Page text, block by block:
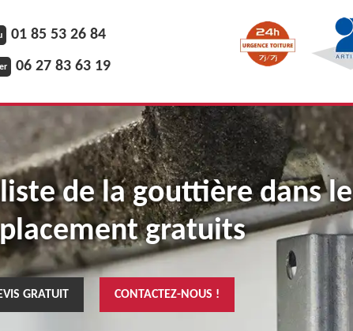
01 85 53 26 84
06 27 83 63 19
de la gouttière dans le
gratuits
GRATUIT CONTACTEZ-NOUS !